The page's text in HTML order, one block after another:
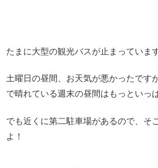
たまに大型の観光バスが止まっています
土曜日の昼間、お天気が悪かったです
で晴れている週末の昼間はもっといっ
でも近くに第二駐車場があるので、そ
よ！